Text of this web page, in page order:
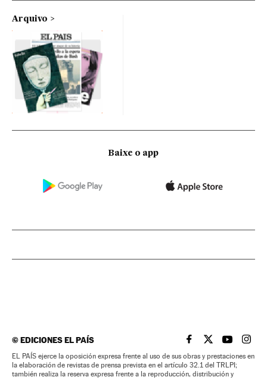
Arquivo
Baixe o app
©EDICIONES EL PAÍS EL PAÍS BRASIL EN
EL PAÍSEL PAÍS
EL
EL PAÍS ejerce la oposición expresa frente al uso de sus obras y prestaciones en
la elaboración de revistas de prensa prevista en el artículo 32.1 del TRLPI;
también realiza la reserva expresa frente a la reproducción, distribución y